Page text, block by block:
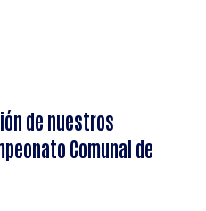
de nuestros
Comunal de